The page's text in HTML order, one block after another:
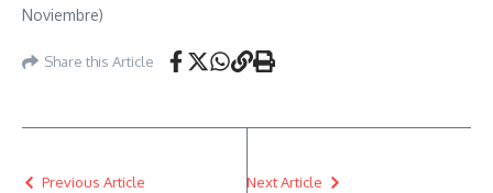
Noviembre)
Share this Article
Previous Article Next Article